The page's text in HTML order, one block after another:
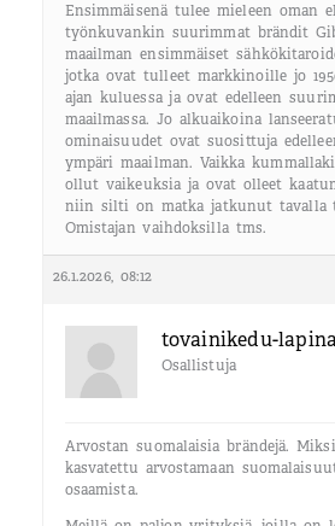
Ensimmäisenä tulee mieleen oman
työnkuvankin suurimmat brändit
maailman ensimmäiset
jotka ovat tulleet markkinoille jo
ajan kuluessa ja ovat edelleen
maailmassa. Jo alkuaikoina
ominaisuudet ovat suosittuja
ympäri maailman. Vaikka
ollut vaikeuksia ja ovat olleet
niin silti on matka jatkunut tavalla
Omistajan vaihdoksilla tms.
26.1.2026, 08:12
tovainikedu-
Osallistuja
Arvostan suomalaisia brändejä.
kasvatettu arvostamaan
osaamista.